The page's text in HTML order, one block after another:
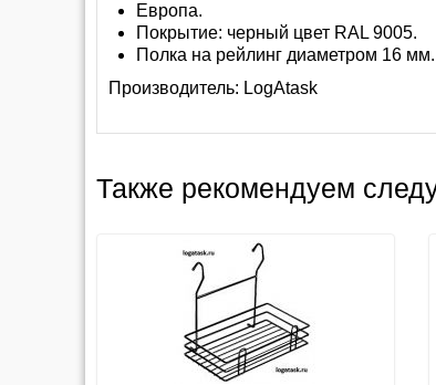
Европа.
Покрытие: черный цвет RAL 9005.
Полка на рейлинг диаметром 16 мм.
Производитель: LogAtask
Также рекомендуем